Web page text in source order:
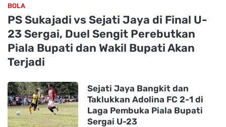
BOLA
PS Sukajadi vs Sejati Jaya di Final U-
23 Sergai, Duel Sengit Perebutkan
Piala Bupati dan Wakil Bupati Akan
Terjadi
Sejati Jaya Bangkit dan
Taklukkan Adolina FC 2-1 di
Laga Pembuka Piala Bupati
Sergai U-23